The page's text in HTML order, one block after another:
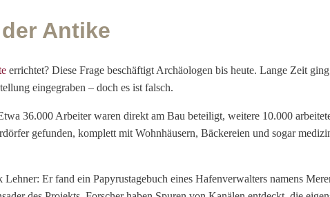
Antike
errichtet? Diese Frage beschäftigt Archäologen bis heute. Lange Zeit
eingegraben – doch es ist falsch.
36.000 Arbeiter waren direkt am Bau beteiligt, weitere 10.000
gefunden, komplett mit Wohnhäusern, Bäckereien und sogar
Er fand ein Papyrustagebuch eines Hafenverwalters namens